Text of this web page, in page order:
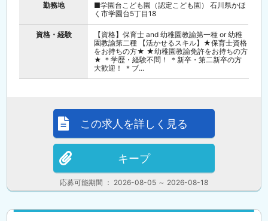
勤務地
■学園台こども園（認定こども園） 石川県かほ
く市学園台5丁目18
資格・経験
【資格】保育士 and 幼稚園教諭第一種 or 幼稚
園教諭第二種 【活かせるスキル】★保育士資格
をお持ちの方★ ★幼稚園教諭免許をお持ちの方
★ ＊学歴・経験不問！ ＊新卒・第二新卒の方
大歓迎！ ＊ブ...
応募可能期間 ： 2026-08-05 ～ 2026-08-18
この求人を詳しく見る
キープ